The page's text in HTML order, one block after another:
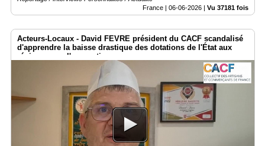
France | 06-06-2026 Vu 37181 fois
Acteurs-Locaux - David FEVRE président du CACF scandalisé
d'apprendre la baisse drastique des dotations de l'État aux
régions pour l'apprentissage.